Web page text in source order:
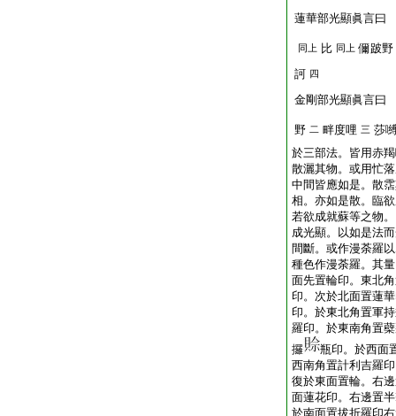
蓮華部光顯眞言曰
同上 比 同上 儞跛野
訶 四
金剛部光顯眞言曰
野 二 畔度哩 三 莎嚩
於三部法。皆用赤
散灑其物。或用忙
中間皆應如是。散
相。亦如是散。臨
若欲成就蘇等之物
成光顯。以如是法
間斷。或作漫荼羅
種色作漫荼羅。其
面先置輪印。東北
印。次於北面置蓮
印。於東北角置軍
羅印。於東南角置
攞
瓶印。於西面
西南角置計利吉羅
復於東面置輪。右
面蓮花印。右邊置
於南面置拔折羅印